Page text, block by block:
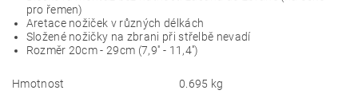
pro řemen)
Aretace nožiček v různých délkách
Složené nožičky na zbrani při střelbě nevadí
Rozměr 20cm - 29cm (7,9'' - 11,4'')
Hmotnost 0.695 kg